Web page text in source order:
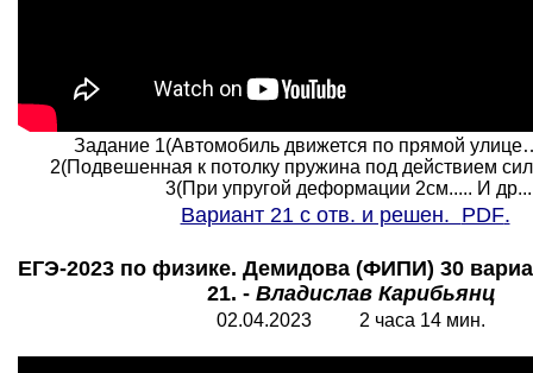
Задание 1(Автомобиль движется по прямой
2(Подвешенная к потолку пружина под действием
3(При упругой деформации 2см..... И
Вариант 21 с отв. и решен. PDF.
ЕГЭ-2023 по физике. Демидова (ФИПИ) 30
21. - Владислав Карибьянц
02.04.2023 2 часа 14 мин.